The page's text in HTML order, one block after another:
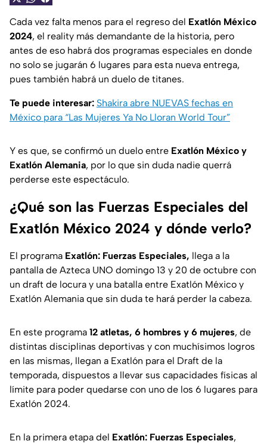
Cada vez falta menos para el regreso del Exatlón México
2024, el reality más demandante de la historia, pero
antes de eso habrá dos programas especiales en donde
no solo se jugarán 6 lugares para esta nueva entrega,
pues también habrá un duelo de titanes.
Te puede interesar: Shakira abre NUEVAS fechas en
México para “Las Mujeres Ya No Lloran World Tour”
Y es que, se confirmó un duelo entre Exatlón México y
Exatlón Alemania, por lo que sin duda nadie querrá
perderse este espectáculo.
¿Qué son las Fuerzas Especiales del
Exatlón México 2024 y dónde verlo?
El programa Exatlón: Fuerzas Especiales, llega a la
pantalla de Azteca UNO domingo 13 y 20 de octubre con
un draft de locura y una batalla entre Exatlón México y
Exatlón Alemania que sin duda te hará perder la cabeza.
En este programa 12 atletas, 6 hombres y 6 mujeres, de
distintas disciplinas deportivas y con muchísimos logros
en las mismas, llegan a Exatlón para el Draft de la
temporada, dispuestos a llevar sus capacidades físicas al
límite para poder quedarse con uno de los 6 lugares para
Exatlón 2024.
En la primera etapa del Exatlón: Fuerzas Especiales,